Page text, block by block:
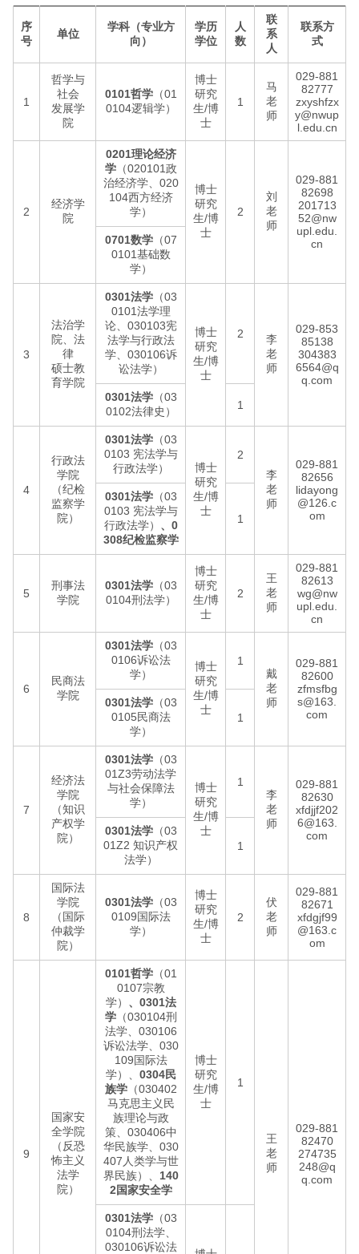
序
号
单位
学科（专业方
向）
学历
学位
人
数
联
系
人
联系方
式
1
哲学与
社会
发展学
院
0101哲学（01
0104逻辑学）
博士
研究
生/博
士
1
马
老
师
029-881
82777
zxyshfzx
y@nwup
l.edu.cn
2
经济学
院
0201理论经济
学（020101政
治经济学、020
104西方经济
学）
博士
研究
生/博
士
2
刘
老
师
029-881
82698
201713
52@nw
upl.edu.
cn
0701数学（07
0101基础数
学）
3
法治学
院、法
律
硕士教
育学院
0301法学（03
0101法学理
论、030103宪
法学与行政法
学、030106诉
讼法学）
博士
研究
生/博
士
2
李
老
师
029-853
85138
304383
6564@q
q.com
0301法学（03
0102法律史）
1
4
行政法
学院
（纪检
监察学
院）
0301法学（03
0103 宪法学与
行政法学）
博士
研究
生/博
士
2
李
老
师
029-881
82656
lidayong
@126.c
om
0301法学（03
0103 宪法学与
行政法学） 、0
308纪检监察学
1
5
刑事法
学院
0301法学（03
0104刑法学）
博士
研究
生/博
士
2
王
老
师
029-881
82613
wg@nw
upl.edu.
cn
6
民商法
学院
0301法学（03
0106诉讼法
学）
博士
研究
生/博
士
1
戴
老
师
029-881
82600
zfmsfbg
s@163.
com
0301法学（03
0105民商法
学）
1
7
经济法
学院
（知识
产权学
院）
0301法学（03
01Z3劳动法学
与社会保障法
学）
博士
研究
生/博
士
1
李
老
师
029-881
82630
xfdjjf202
6@163.
com
0301法学（03
01Z2 知识产权
法学）
1
8
国际法
学院
（国际
仲裁学
院）
0301法学（03
0109国际法
学）
博士
研究
生/博
士
2
伏
老
师
029-881
82671
xfdgjf99
@163.c
om
9
国家安
全学院
（反恐
怖主义
法学
院）
0101哲学（01
0107宗教
学） 、0301法
学（030104刑
法学、030106
诉讼法学、030
109国际法
学）、 0304民
族学（030402
马克思主义民
族理论与政
策、030406中
华民族学、030
407人类学与世
界民族）、 140
2国家安全学
博士
研究
生/博
士
1
王
老
师
029-881
82470
274735
248@q
q.com
0301法学（03
0104刑法学、
030106诉讼法